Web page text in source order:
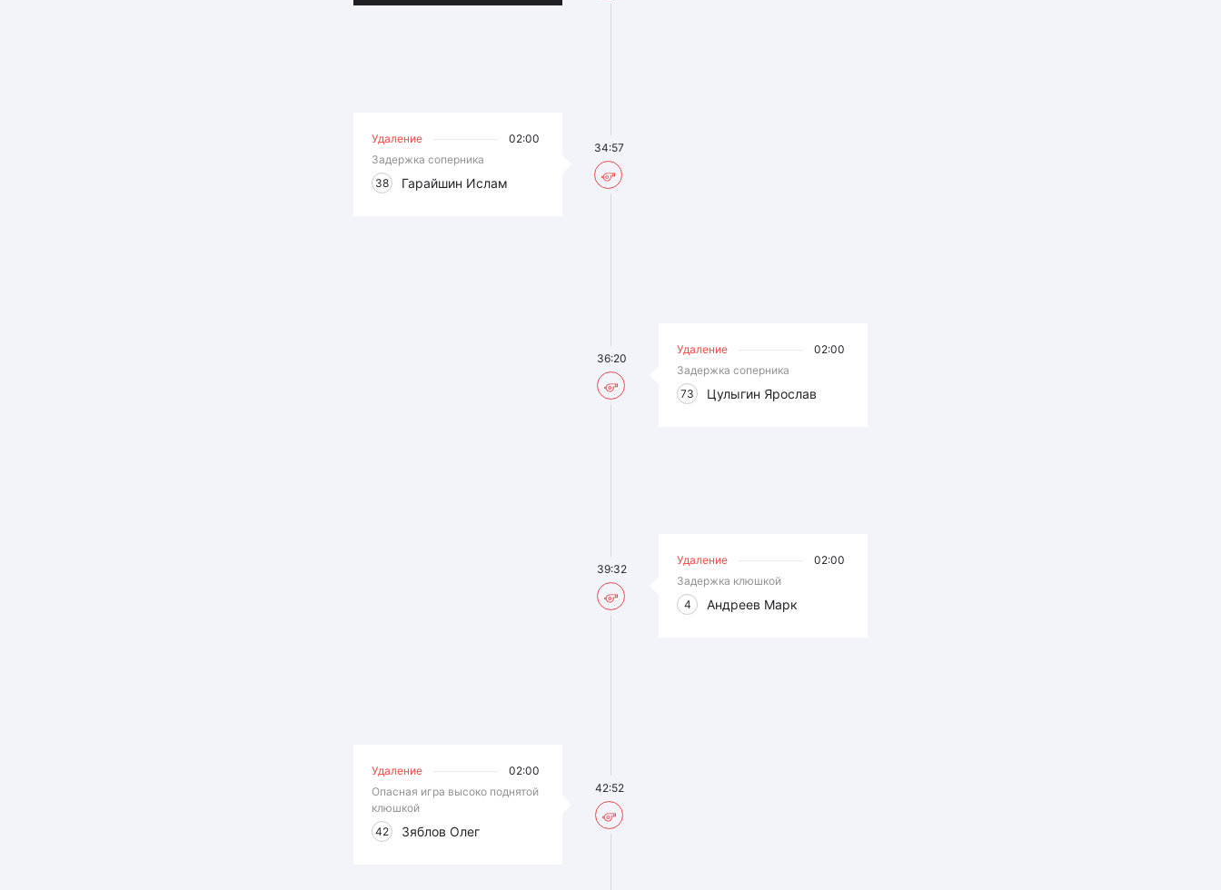
Удаление
02:00
Задержка соперника
38
Гарайшин Ислам
34:57
Удаление
02:00
Задержка соперника
73
Цулыгин Ярослав
36:20
Удаление
02:00
Задержка клюшкой
4
Андреев Марк
39:32
Удаление
02:00
Опасная игра высоко поднятой
клюшкой
42
Зяблов Олег
42:52